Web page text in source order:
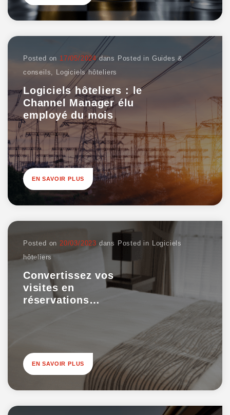
Posted on 17/05/2024dans Posted in Guides &
conseils, Logiciels hôteliers
Logiciels hôteliers : le
Channel Manager élu
employé du mois
EN SAVOIR PLUS
Posted on 20/03/2023 dans Posted in Logiciels
hôteliers
Convertissez vos
visites en
réservations…
EN SAVOIR PLUS